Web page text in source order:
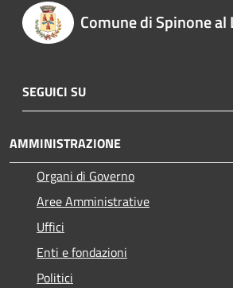
Comune di Spinone al
SEGUICI SU
AMMINISTRAZIONE
Organi di Governo
Aree Amministrative
Uffici
Enti e fondazioni
Politici